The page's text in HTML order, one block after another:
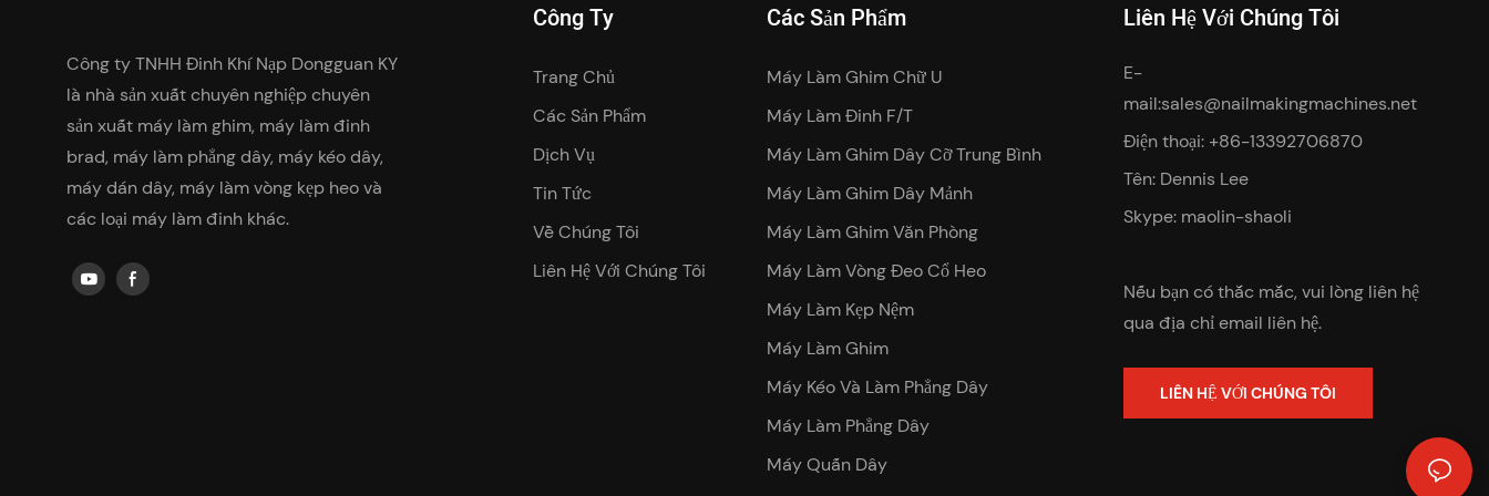
Công ty TNHH Đinh Khí Nạp Dongguan KY
là nhà sản xuất chuyên nghiệp chuyên
sản xuất máy làm ghim, máy làm đinh
brad, máy làm phẳng dây, máy kéo dây,
máy dán dây, máy làm vòng kẹp heo và
các loại máy làm đinh khác.
Công Ty
Trang Chủ
Các Sản Phẩm
Dịch Vụ
Tin Tức
Về Chúng Tôi
Liên Hệ Với Chúng Tôi
Các Sản Phẩm
Máy Làm Ghim Chữ U
Máy Làm Đinh F/T
Máy Làm Ghim Dây Cỡ Trung Bình
Máy Làm Ghim Dây Mảnh
Máy Làm Ghim Văn Phòng
Máy Làm Vòng Đeo Cổ Heo
Máy Làm Kẹp Nệm
Máy Làm Ghim
Máy Kéo Và Làm Phẳng Dây
Máy Làm Phẳng Dây
Máy Quấn Dây
Liên Hệ Với Chúng Tôi
E-
mail:sales@nailmakingmachines.net
Điện thoại: +86-13392706870
Tên: Dennis Lee
Skype: maolin-shaoli
Nếu bạn có thắc mắc, vui lòng liên hệ
qua địa chỉ email liên hệ.
LIÊN HỆ VỚI CHÚNG TÔI